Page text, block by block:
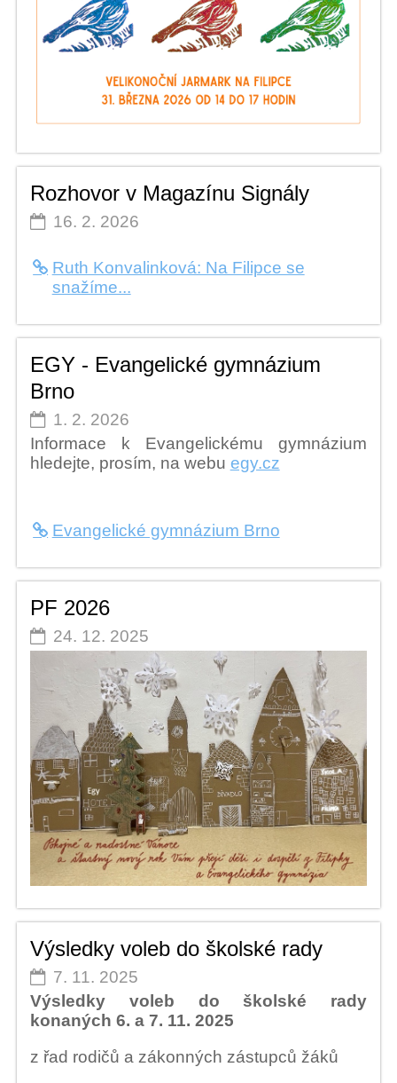
Rozhovor v Magazínu Signály
16. 2. 2026
Ruth Konvalinková: Na Filipce se
snažíme...
EGY - Evangelické gymnázium
Brno
1. 2. 2026
Informace k Evangelickému gymnázium
hledejte, prosím, na webu egy.cz
Evangelické gymnázium Brno
PF 2026
24. 12. 2025
Výsledky voleb do školské rady
7. 11. 2025
Výsledky voleb do školské rady
konaných 6. a 7. 11. 2025
z řad rodičů a zákonných zástupců žáků